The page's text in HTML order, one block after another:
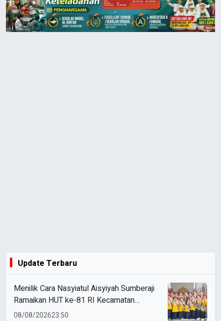
Update Terbaru
Menilik Cara Nasyiatul Aisyiyah Sumberaji
Ramaikan HUT ke-81 RI Kecamatan
Sukodadi
08/08/202623:50